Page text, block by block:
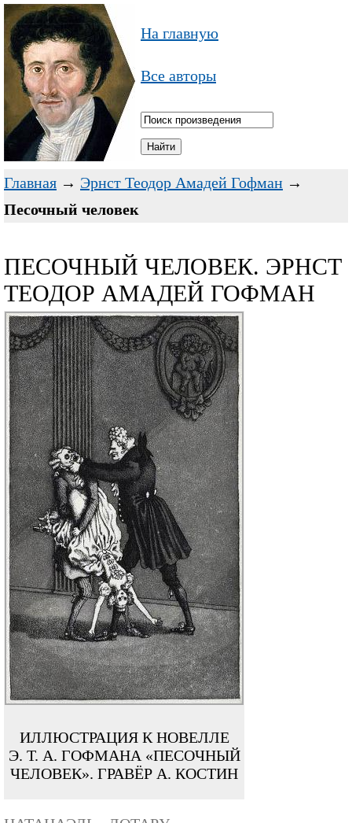
На главную
Все авторы
Главная → Эрнст Теодор Амадей Гофман →
Песочный человек
ПЕСОЧНЫЙ ЧЕЛОВЕК. ЭРНСТ
ТЕОДОР АМАДЕЙ ГОФМАН
ИЛЛЮСТРАЦИЯ К НОВЕЛЛЕ
Э. Т. А. ГОФМАНА «ПЕСОЧНЫЙ
ЧЕЛОВЕК». ГРАВЁР А. КОСТИН